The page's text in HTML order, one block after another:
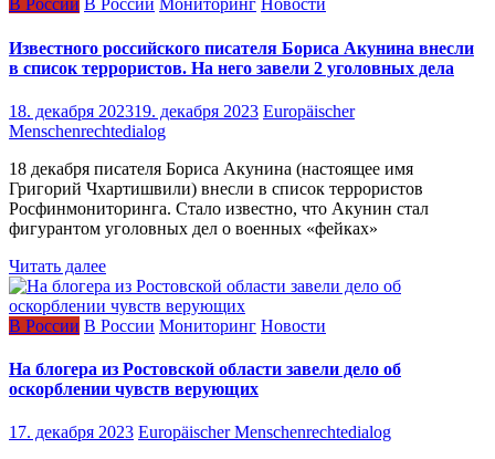
В России В России Мониторинг Новости
Известного российского писателя Бориса Акунина внесли
в список террористов. На него завели 2 уголовных дела
18. декабря 202319. декабря 2023 Europäischer
Menschenrechtedialog
18 декабря писателя Бориса Акунина (настоящее имя
Григорий Чхартишвили) внесли в список террористов
Росфинмониторинга. Стало известно, что Акунин стал
фигурантом уголовных дел о военных «фейках»
Читать далее
В России В России Мониторинг Новости
На блогера из Ростовской области завели дело об
оскорблении чувств верующих
17. декабря 2023 Europäischer Menschenrechtedialog